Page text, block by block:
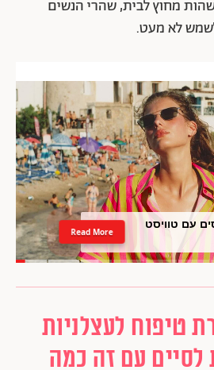
מחוץ לבית, שהרי הנשים
לא מעט.
פריטי פסים עם טוויסט
Read More
טיפוח לעצלניות
עם זה כמה